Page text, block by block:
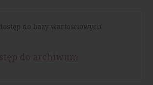
do bazy wartościowych